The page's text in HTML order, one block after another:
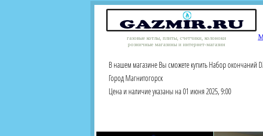
газовые котлы, плиты, счетчики, колоноки
розничные магазины и интернет-магазин
В нашем магазине Вы сможете купить Набор окончаний
Город Магнитогорск
Цена и наличие указаны на 01 июня 2025, 9:00